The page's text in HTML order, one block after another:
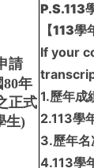
請
年
正式
生)
P.S.113
【113學
If your
1.歷年成
2.113學
3.歷年名
4.113學